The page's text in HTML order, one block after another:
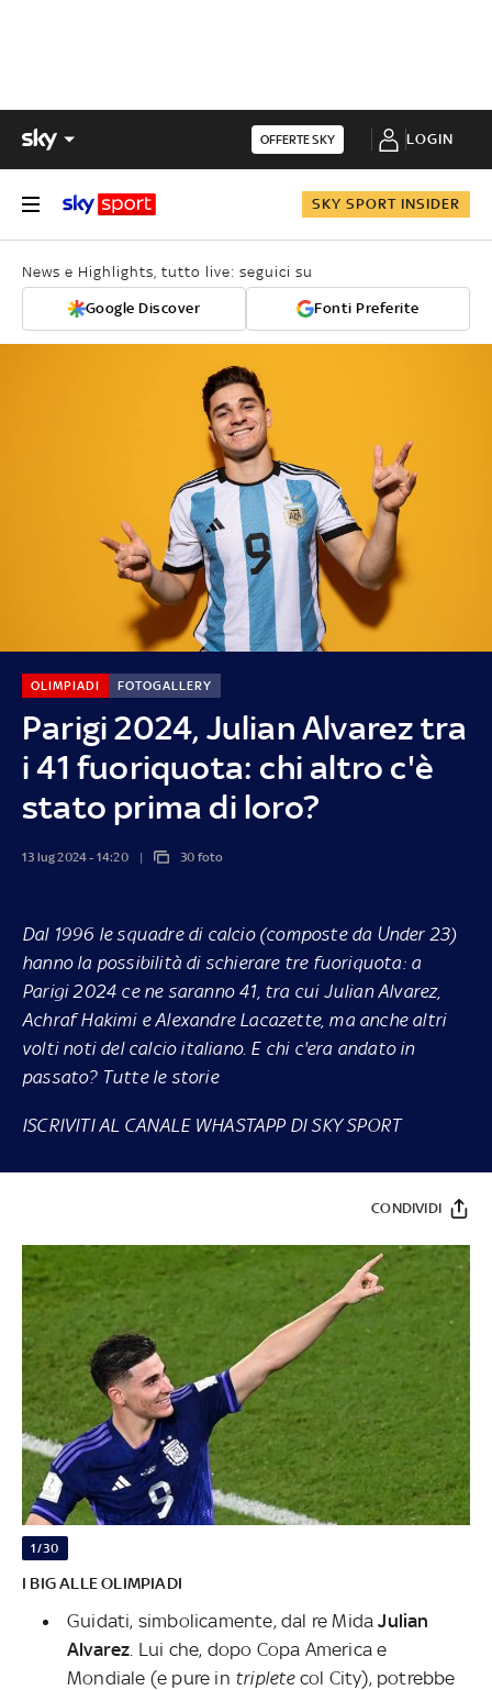
OFFERTE SKY LOGIN
SKY SPORT INSIDER
News e Highlights, tutto live: seguici su
Google Discover Fonti Preferite
Parigi 2024, Julian Alvarez tra
i 41 fuoriquota: chi altro c'è
stato prima di loro?
OLIMPIADI FOTOGALLERY
13 lug 2024 - 14:20 30 foto
Dal 1996 le squadre di calcio (composte da Under 23)
hanno la possibilità di schierare tre fuoriquota: a
Parigi 2024 ce ne saranno 41, tra cui Julian Alvarez,
Achraf Hakimi e Alexandre Lacazette, ma anche altri
volti noti del calcio italiano. E chi c'era andato in
passato? Tutte le storie
ISCRIVITI AL CANALE WHASTAPP DI SKY SPORT
CONDIVIDI
1/30
I BIG ALLE OLIMPIADI
Guidati, simbolicamente, dal re MidaJulian
Alvarez . Lui che, dopo Copa America e
Mondiale (e pure in triplete col City), potrebbe